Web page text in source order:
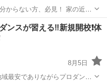
い方、必見！ 家の近く
コンセプトにし
ークルです。 月謝はた
ップホップ
ンスが習える‼️新規開校❗️体
8月5日